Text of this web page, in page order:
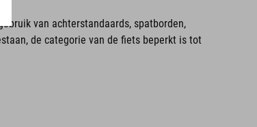
van achterstandaards, spatborden,
de categorie van de fiets beperkt is tot